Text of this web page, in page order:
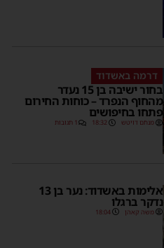
דרמה באשדוד
בחור ישיבה בן 15 נעדר
מהחוף הנפרד – כוחות החירום
פתחו בחיפושים
מנחם דויטש 18:32 1 תגובות
אלימות באשדוד: נער בן 13
נדקר ברגלו
משה קאהן 18:04